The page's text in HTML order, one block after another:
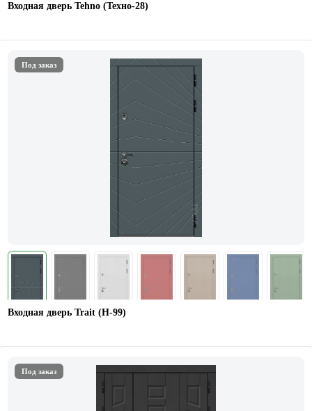
Входная дверь Tehno (Техно-28)
Под заказ
Входная дверь Trait (Н-99)
Под заказ